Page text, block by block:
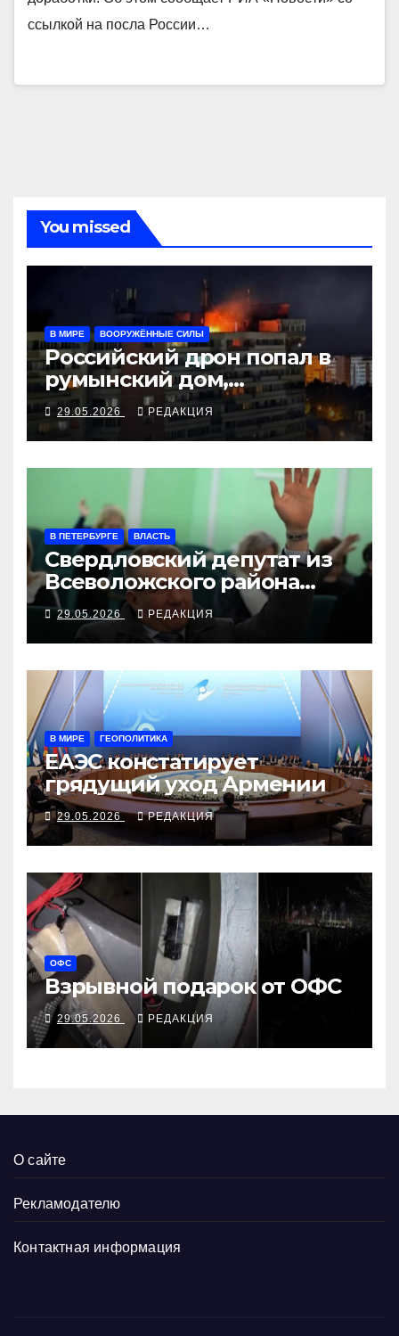
ссылкой на посла России…
You missed
В МИРЕ ВООРУЖЁННЫЕ СИЛЫ
Российский дрон попал в
румынский дом,
украинские БПЛА бьют по
российским НПЗ
29.05.2026 РЕДАКЦИЯ
В ПЕТЕРБУРГЕ ВЛАСТЬ
Свердловский депутат из
Всеволожского района
задержан ФСБ и арестован
29.05.2026 РЕДАКЦИЯ
В МИРЕ ГЕОПОЛИТИКА
ЕАЭС констатирует
грядущий уход Армении
29.05.2026 РЕДАКЦИЯ
ОФС
Взрывной подарок от ОФС
29.05.2026 РЕДАКЦИЯ
О сайте
Рекламодателю
Контактная информация